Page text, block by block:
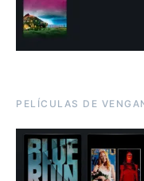
PELÍCULAS DE